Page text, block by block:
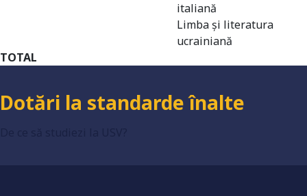
italiană
Limba și literatura
ucrainiană
TOTAL
Grad de încredere ridicat
Dotări la standarde înalte